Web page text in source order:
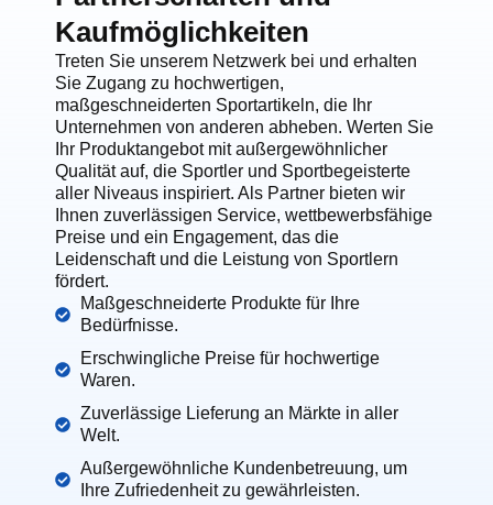
Kaufmöglichkeiten
Treten Sie unserem Netzwerk bei und erhalten
Sie Zugang zu hochwertigen,
maßgeschneiderten Sportartikeln, die Ihr
Unternehmen von anderen abheben. Werten Sie
Ihr Produktangebot mit außergewöhnlicher
Qualität auf, die Sportler und Sportbegeisterte
aller Niveaus inspiriert. Als Partner bieten wir
Ihnen zuverlässigen Service, wettbewerbsfähige
Preise und ein Engagement, das die
Leidenschaft und die Leistung von Sportlern
fördert.
Maßgeschneiderte Produkte für Ihre
Bedürfnisse.
Erschwingliche Preise für hochwertige
Waren.
Zuverlässige Lieferung an Märkte in aller
Welt.
Außergewöhnliche Kundenbetreuung, um
Ihre Zufriedenheit zu gewährleisten.